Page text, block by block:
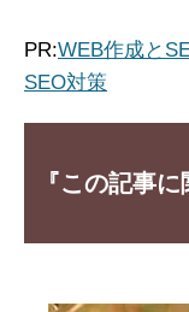
PR:WEB作成と
SEO対策
『この記事